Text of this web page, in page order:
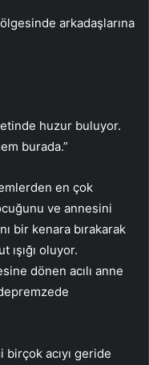
arkadaşlarına
huzur buluyor.
burada.”
en çok
ve annesini
bir kenara bırakarak
ışığı oluyor.
dönen acılı anne
birçok acıyı geride